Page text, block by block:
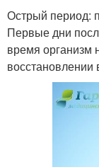
Острый период:
Первые дни
время организм
восстановлении